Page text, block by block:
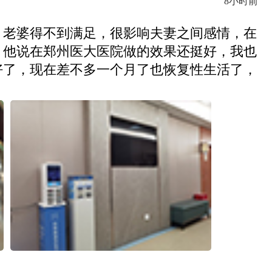
婆得不到满足，很影响夫妻之间感情，在
说在郑州医大医院做的效果还挺好，我也
，现在差不多一个月了也恢复性生活了，